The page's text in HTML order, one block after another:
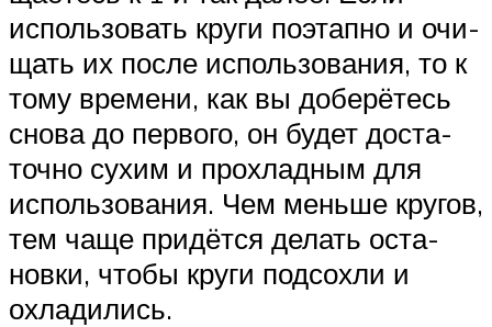
исполь­зо­вать кру­ги поэтап­но и очи­
щать их после исполь­зо­ва­ния, то к
тому вре­ме­ни, как вы добе­рё­тесь
сно­ва до пер­во­го, он будет доста­
точ­но сухим и про­хлад­ным для
исполь­зо­ва­ния. Чем мень­ше кру­гов,
тем чаще при­дёт­ся делать оста­
нов­ки, что­бы кру­ги под­сох­ли и
охладились.